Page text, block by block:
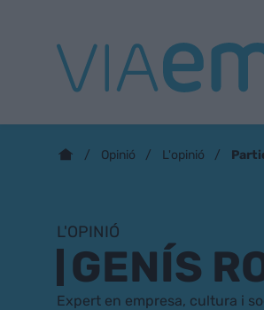
Opinió L'opinió
L'OPINIÓ
GENÍS
Expert en empresa, cultura i